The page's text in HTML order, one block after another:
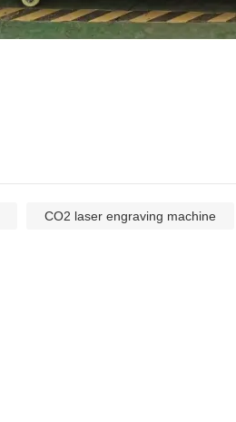
CO2 laser engraving machine